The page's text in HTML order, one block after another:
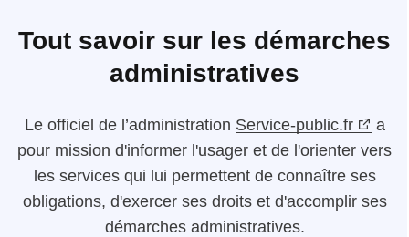
Tout savoir sur les démarches
administratives
Le officiel de l’administration Service-public.fr
a
pour mission d'informer l'usager et de l'orienter vers
les services qui lui permettent de connaître ses
obligations, d'exercer ses droits et d'accomplir ses
démarches administratives.